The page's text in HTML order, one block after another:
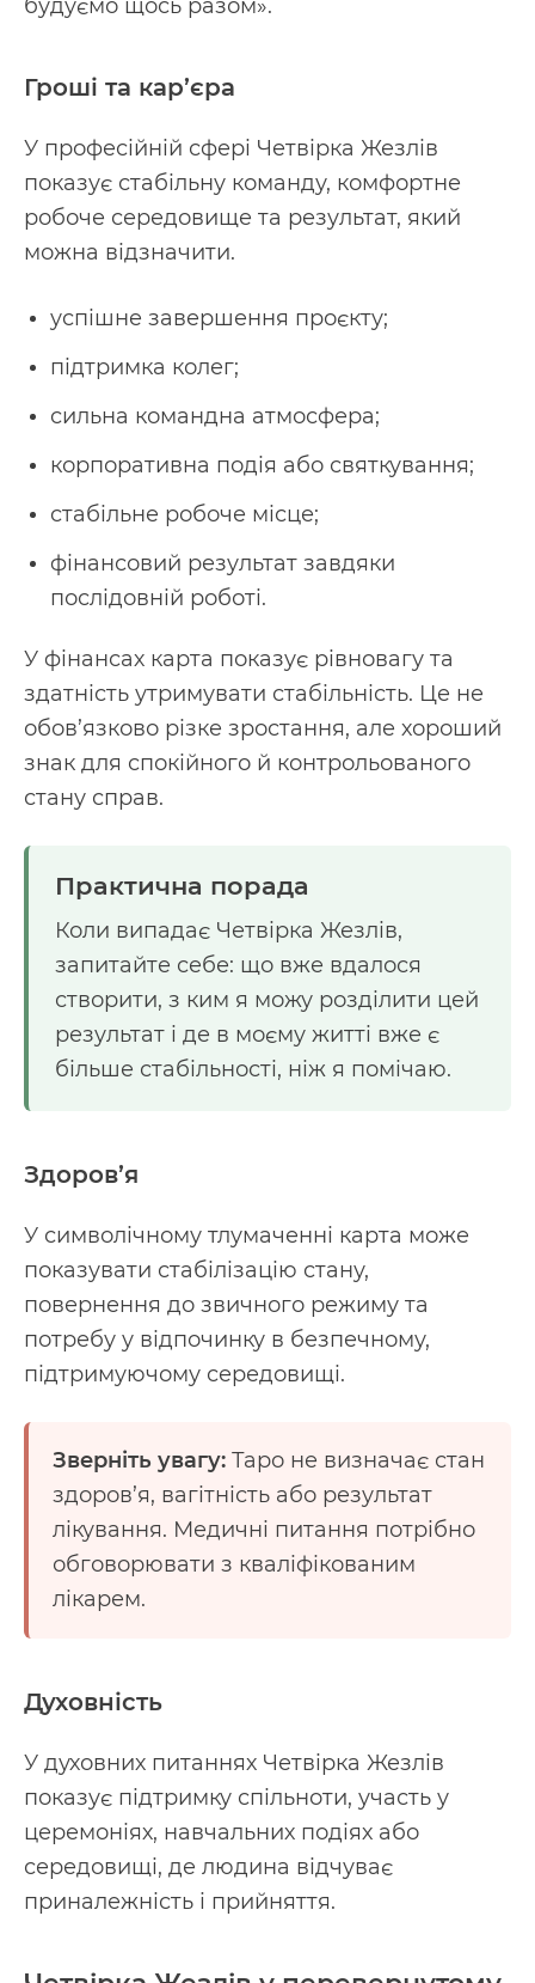
будуємо щось разом».
Гроші та кар’єра
У професійній сфері Четвірка Жезлів
показує стабільну команду, комфортне
робоче середовище та результат, який
можна відзначити.
успішне завершення проєкту;
підтримка колег;
сильна командна атмосфера;
корпоративна подія або святкування;
стабільне робоче місце;
фінансовий результат завдяки
послідовній роботі.
У фінансах карта показує рівновагу та
здатність утримувати стабільність. Це не
обов’язково різке зростання, але хороший
знак для спокійного й контрольованого
стану справ.
Практична порада
Коли випадає Четвірка Жезлів,
запитайте себе: що вже вдалося
створити, з ким я можу розділити цей
результат і де в моєму житті вже є
більше стабільності, ніж я помічаю.
Здоров’я
У символічному тлумаченні карта може
показувати стабілізацію стану,
повернення до звичного режиму та
потребу у відпочинку в безпечному,
підтримуючому середовищі.
Зверніть увагу: Таро не визначає стан
здоров’я, вагітність або результат
лікування. Медичні питання потрібно
обговорювати з кваліфікованим
лікарем.
Духовність
У духовних питаннях Четвірка Жезлів
показує підтримку спільноти, участь у
церемоніях, навчальних подіях або
середовищі, де людина відчуває
приналежність і прийняття.